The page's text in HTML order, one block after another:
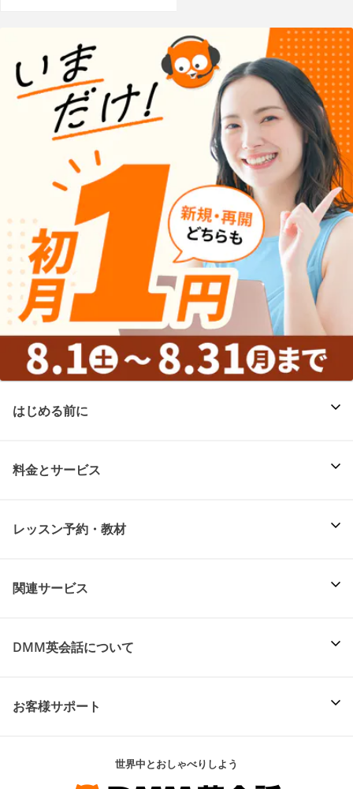
はじめる前に
料金とサービス
レッスン予約・教材
関連サービス
DMM英会話について
お客様サポート
世界中とおしゃべりしよう